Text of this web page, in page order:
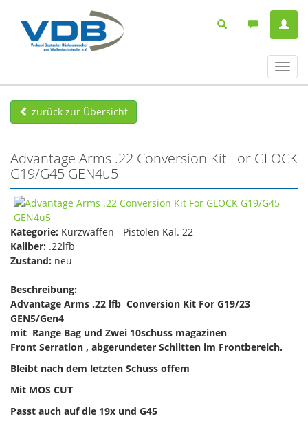
ein-/
zurück zur Übersicht
Advantage Arms .22 Conversion Kit For GLOCK
G19/G45 GEN4u5
Kategorie: Kurzwaffen - Pistolen Kal. 22
Kaliber: .22lfb
Zustand: neu
Beschreibung:
Advantage Arms .22 lfb Conversion Kit For G19/23
GEN5/Gen4
mit Range Bag und Zwei 10schuss magazinen
Front Serration , abgerundeter Schlitten im Frontbereich.
Bleibt nach dem letzten Schuss offem
Mit MOS CUT
Passt auch auf die 19x und G45